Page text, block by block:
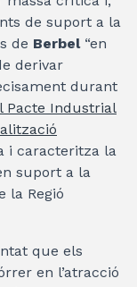
de suport a la
de Berbel“en
derivar
durant
Pacte Industrial
i caracteritza la
suport a la
la Regió
que els
en l’atracció